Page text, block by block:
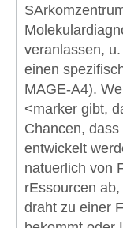
veranlassen,
einen
MAGE-A4).
<marker gibt,
Chancen,
entwickelt
natuerlich von
rEssourcen
draht zu einer